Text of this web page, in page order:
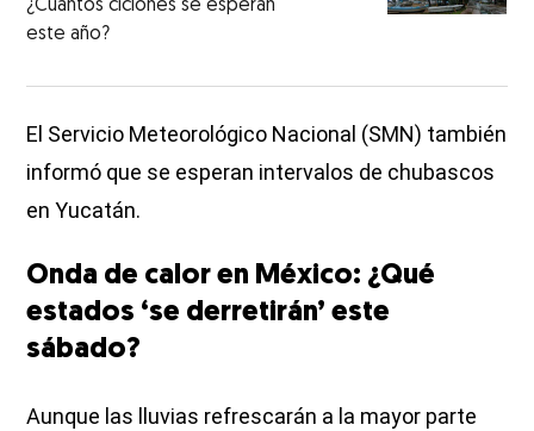
¿Cuántos ciclones se esperan
este año?
El Servicio Meteorológico Nacional (SMN) también
informó que se esperan intervalos de chubascos
en Yucatán.
Onda de calor en México: ¿Qué
estados ‘se derretirán’ este
sábado?
Aunque las lluvias refrescarán a la mayor parte